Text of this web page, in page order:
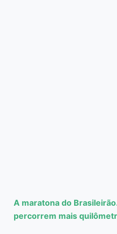
A maratona do
percorrem mais